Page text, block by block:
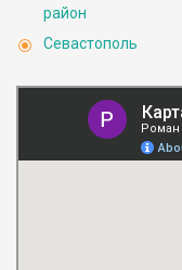
район
Севастополь